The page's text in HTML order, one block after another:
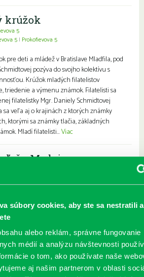
súbory cookies, aby ste sa nestratili
alebo reklám, správne fungovanie
médií a analýzu návštevnosti
o tom, ako používate naše
aj našim partnerom v oblasti
krúžok
5
5 | Prokofievova 5
pre deti a mládež v Bratislave Mladfila, pod
pozýva do svojho kolektívu s
Krúžok mladých filatelistov
triedenie a výmenu známok. Filatelisti sa
filatelistky Mgr. Daniely Schmidtovej
sa veľa aj o krajinách z ktorých známky
ktorými sa známky tlačia, základných
Mladí filatelisti...Viac
- Medzi snom a
obrazov umelca Alexandra Buďača,
od grotesky až po najťažšie životné
Svoj záujem sústreďuje predovšetkým
Predstavuje rozprávkový,
postavami sa snaží
Vždy ho zaujímala osoba, „postava“, s